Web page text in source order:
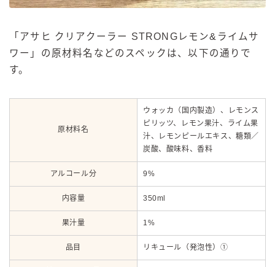
「アサヒ クリアクーラー STRONGレモン&ライムサ
ワー」の原材料名などのスペックは、以下の通りで
す。
原材料名
ウォッカ（国内製造）、レモンス
ピリッツ、レモン果汁、ライム果
汁、レモンピールエキス、糖類／
炭酸、酸味料、香料
アルコール分 9%
内容量 350ml
果汁量 1%
品目 リキュール（発泡性）①